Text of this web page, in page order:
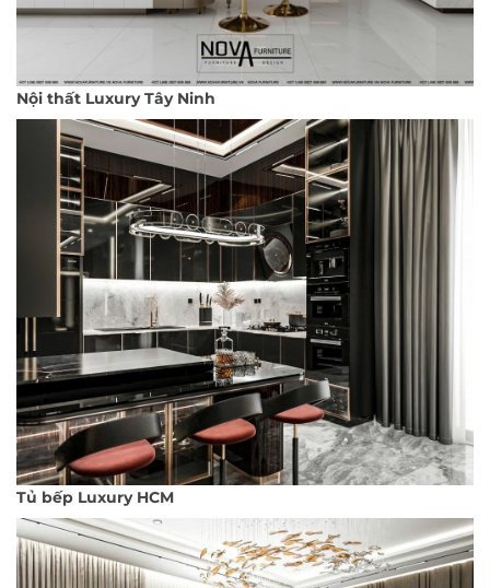
Nội thất Luxury Tây Ninh
Tủ bếp Luxury HCM